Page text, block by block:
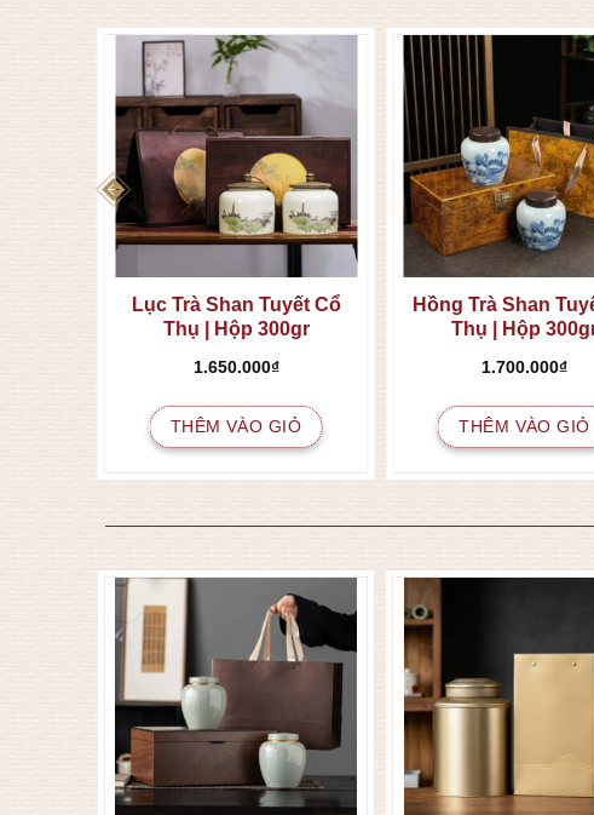
Lục Trà Shan Tuyết Cổ
Thụ | Hộp 300gr
1.650.000₫
THÊM VÀO GIỎ
Hồng Trà Shan
Thụ | Hộp
1.700.000₫
THÊM VÀO GIỎ